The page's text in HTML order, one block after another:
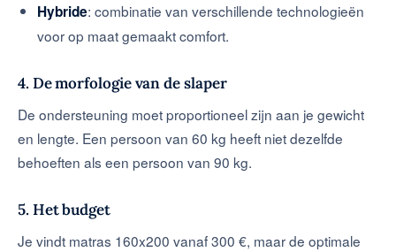
Hybride: combinatie van verschillende technologieën
voor op maat gemaakt comfort.
4. De morfologie van de slaper
De ondersteuning moet proportioneel zijn aan je gewicht
en lengte. Een persoon van 60 kg heeft niet dezelfde
behoeften als een persoon van 90 kg.
5. Het budget
Je vindt matras 160x200 vanaf 300 €, maar de optimale